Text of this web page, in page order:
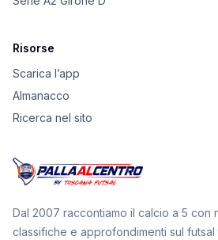
Risorse
Scarica l’app
Almanacco
Ricerca nel sito
Dal 2007 raccontiamo il calcio a 5 con
classifiche e approfondimenti sul